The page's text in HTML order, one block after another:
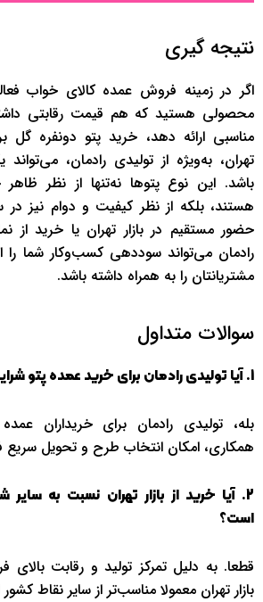
نتیجه ‌گیری
اگر در زمینه فروش عمده کالای خواب
محصولی هستید که هم قیمت رقابتی
مناسبی ارائه دهد، خرید پتو دونفره گل
تهران، به‌ویژه از تولیدی رادمان،
باشد. این نوع پتوها نه‌تنها از نظر
هستند، بلکه از نظر کیفیت و دوام نیز در
حضور مستقیم در بازار تهران یا خرید از
رادمان می‌تواند سوددهی کسب‌وکار شما
مشتریانتان را به همراه داشته باشد.
سوالات متداول
1. آیا تولیدی رادمان برای خرید عمده پتو شرایط ویژه‌ای دارد؟
بله، تولیدی رادمان برای خریداران
همکاری، امکان انتخاب طرح و تحویل سریع
2. آیا خرید از بازار تهران نسبت به
است؟
قطعا. به دلیل تمرکز تولید و رقابت بالای
بازار تهران معمولا مناسب‌تر از سایر نقاط